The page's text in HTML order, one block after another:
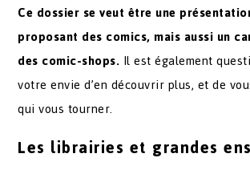
Ce dossier se veut être une
proposant des comics, mais aussi un
des comic-shops. Il est également
votre envie d’en découvrir plus, et de
qui vous tourner.
Les librairies et grandes